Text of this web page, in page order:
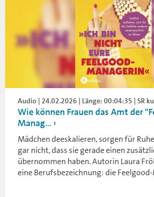
Audio | 24.02.2026 | Länge: 00:04:35 | SR
Wie können Frauen das Amt der
Manag...
Mädchen deeskalieren, sorgen für
gar nicht, dass sie gerade einen
übernommen haben. Autorin Laura
eine Berufsbezeichnung: die